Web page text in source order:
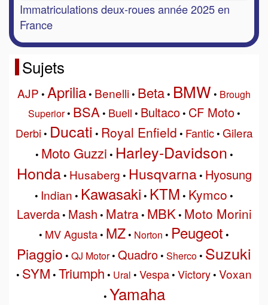
Immatriculations deux-roues année 2025 en
France
Sujets
AJP • Aprilia• Benelli• Beta• BMW • Brough
Superior• BSA• Buell • Bultaco• CF Moto•
Derbi • Ducati • Royal Enfield • Fantic• Gilera
• Moto Guzzi • Harley-Davidson •
Honda• Husaberg • Husqvarna• Hyosung
• Indian • Kawasaki • KTM • Kymco •
Laverda• Mash • Matra• MBK• Moto Morini
• MV Agusta• MZ• Norton • Peugeot •
Piaggio • QJ Motor• Quadro• Sherco• Suzuki
• SYM • Triumph • Ural • Vespa• Victory• Voxan
• Yamaha